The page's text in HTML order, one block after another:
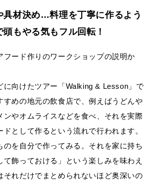
具材決め…料理を丁寧に作るよう
頭もやる気もフル回転！
フード作りのワークショップの説明か
に向けたツアー「Walking & Lesson」で
すめの地元の飲食店で、例えばうどんや
ンやオムライスなどを食べ、それを実際
ドとして作るという流れで行われます。
のを自分で作ってみる。それを家に持ち
て飾っておける」という楽しみを味わえ
それだけでまとめられないほど奥深いの